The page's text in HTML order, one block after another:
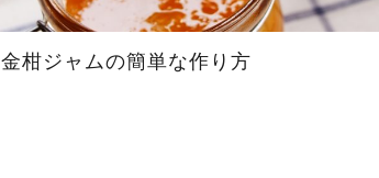
金柑ジャムの簡単な作り方